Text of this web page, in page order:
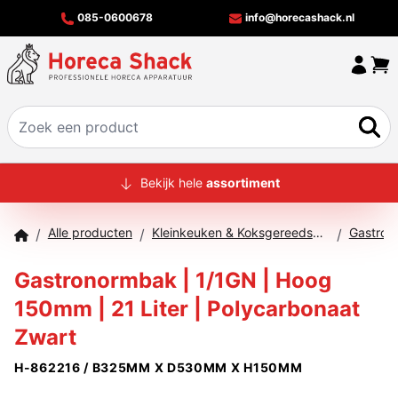
085-0600678 info@horecashack.nl
HOME
MERKEN
OFFERTECHECKER
Bekijk hele assortiment
/ Alle producten / Kleinkeuken & Koksgereedschap /
Gastronormbak | 1/1GN | Hoog
150mm | 21 Liter | Polycarbonaat
Zwart
H-862216 / B325MM X D530MM X H150MM